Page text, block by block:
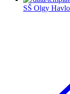
SŠ Olgy